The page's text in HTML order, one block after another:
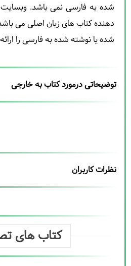
شده به فارسی نمی باشد. وبسایت
دهنده کتاب های زبان اصلی می
شده یا نوشته شده به فارسی را
توضیحاتی درمورد کتاب به خارجی
نظرات کاربران
کتاب های